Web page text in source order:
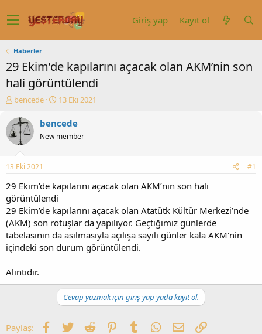
Giriş yap Kayıt ol
Haberler
29 Ekim’de kapılarını açacak olan AKM’nin son
hali görüntülendi
K
n
u
y
b
a
ş
l
a
t
a
n
bencede
B
ş
a
ç
r
i
h
i
13 Eki 2021
bencede
New member
13 Eki 2021 #1
29 Ekim’de kapılarını açacak olan AKM’nin son hali
görüntülendi
29 Ekim’de kapılarını açacak olan Atatütk Kültür Merkezi’nde
(AKM) son rötuşlar da yapılıyor. Geçtiğimiz günlerde
tabelasının da asılmasıyla açılışa sayılı günler kala AKM'nin
içindeki son durum görüntülendi.
Alıntıdır.
Cevap yazmak için giriş yap yada kayıt ol.
Paylaş: Facebook
TwitterReddit PinterestTumblrWhatsApp
E-postaLink